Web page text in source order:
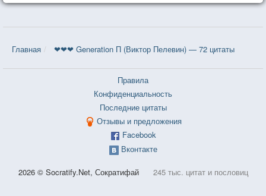
Главная ❤❤❤ Generation П (Виктор Пелевин) — 72 цитаты
Правила
Конфиденциальность
Последние цитаты
Отзывы и предложения
Facebook
Вконтакте
2026 © Socratify.Net, Сократифай 245 тыс. цитат и пословиц